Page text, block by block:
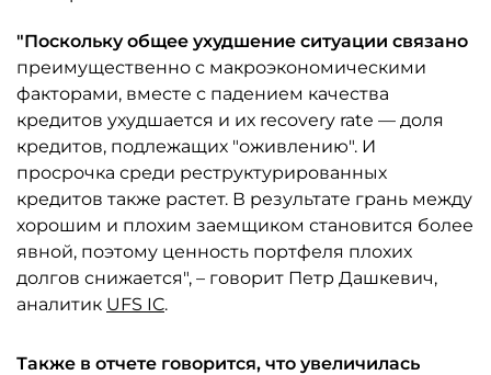
"Поскольку общее ухудшение ситуации связано
преимущественно с макроэкономическими
факторами, вместе с падением качества
кредитов ухудшается и их recovery rate — доля
кредитов, подлежащих "оживлению". И
просрочка среди реструктурированных
кредитов также растет. В результате грань между
хорошим и плохим заемщиком становится более
явной, поэтому ценность портфеля плохих
долгов снижается", – говорит Петр Дашкевич,
аналитик UFS IC.
Также в отчете говорится, что увеличилась